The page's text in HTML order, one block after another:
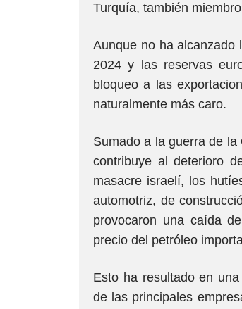
Turquía, también
Aunque no ha alcanzado
2024 y las reservas
bloqueo a las
naturalmente más caro.
Sumado a la guerra de
contribuye al deterioro
masacre israelí, los
automotriz, de
provocaron una caída
precio del petróleo
Esto ha resultado en
de las principales